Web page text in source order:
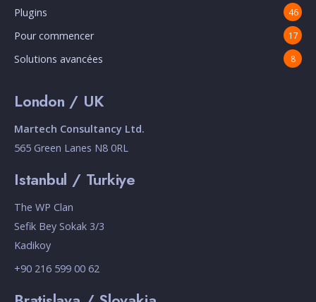
Plugins 46
Pour commencer 17
Solutions avancées 8
London / UK
Martech Consultancy Ltd.
565 Green Lanes N8 0RL
Istanbul / Turkiye
The WP Clan
Sefik Bey Sokak 3/3
Kadikoy
+90 216 599 00 62